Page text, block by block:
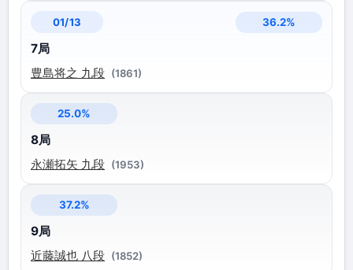
01/13 36.2%
7局
豊島将之 九段 (1861)
25.0%
8局
永瀬拓矢 九段 (1953)
37.2%
9局
近藤誠也 八段 (1852)